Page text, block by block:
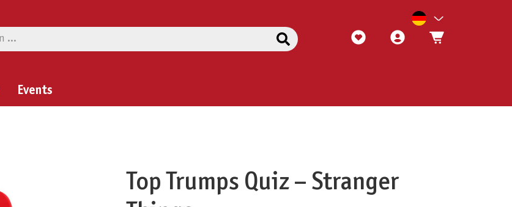
Events
Top Trumps Quiz – Stranger